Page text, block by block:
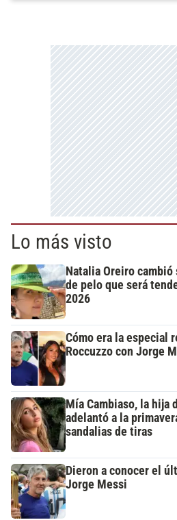
Lo más visto
Natalia Oreiro
de pelo que será
2026
Cómo era la especial
Roccuzzo con Jorge
Mía Cambiaso, la hija
adelantó a la
sandalias de tiras
Dieron a conocer el
Jorge Messi